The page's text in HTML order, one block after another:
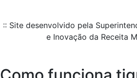
:: Site desenvolvido pela
e Inovação da Receita